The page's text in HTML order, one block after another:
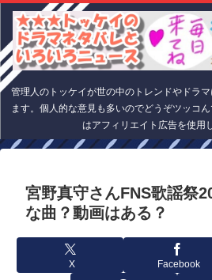
管理人のトッケイが世の中のトレンドやドラ
ます。個人的な意見も多いのでどうぞツッコ
はアフィリエイト広告を使用
宮野真守さんFNS歌謡祭
な曲？動画はある？
X Facebook